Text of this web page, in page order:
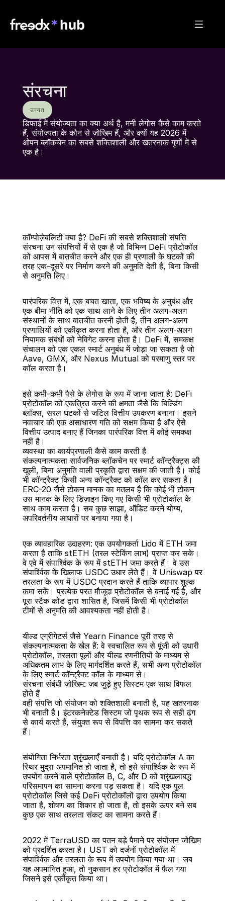
संरचना
उन्नत
डिफाई में संयोज्यता का क्या अर्थ है, मनी लेगोस कैसे काम करते
हैं, संयोज्यता के कौन से जोखिम हैं, और क्यों यह 2026 में
ओपन ब्लॉकचेन का सबसे शक्तिशाली और खतरनाक गुणों में से
एक है।
कॉम्पोज़ेबलिटी क्या है? DeFi की सबसे शक्तिशाली संपत्ति
संरचना उन संपत्तियों में से एक है जो विभिन्न DeFi प्रोटोकॉल
को आपस में बातचीत करने और एक ही प्रणाली के घटकों की
तरह एक-दूसरे पर निर्माण करने की अनुमति देती है, बिना किसी
से अनुमति लिए।
पारंपरिक वित्त में, एक बचत खाता, एक भविष्य के अनुबंध और
एक बीमा नीति को एक साथ लाने के लिए तीन अलग-अलग
संस्थानों के साथ बातचीत करनी होती है, तीन अलग-अलग
प्रणालियों को एकीकृत करना होता है, और तीन अलग-अलग
नियामक संबंधों को नेविगेट करना होता है। DeFi में, समकक्ष
संचालन को एक एकल स्मार्ट अनुबंध में जोड़ा जा सकता है जो
Aave, GMX, और Nexus Mutual को परमाणु स्तर पर
कॉल करता है।
इसे कभी-कभी पैसे के लेगोस के रूप में जाना जाता है: DeFi
प्रोटोकॉल को एकत्रित करने की क्षमता जैसे कि बिल्डिंग
ब्लॉक्स, सरल घटकों से जटिल वित्तीय उपकरण बनाना। इसने
नवाचार की एक असाधारण गति को सक्षम किया है और ऐसे
वित्तीय उत्पाद बनाए हैं जिनका पारंपरिक वित्त में कोई समकक्ष
नहीं है।
व्यवस्था का कार्यप्रणाली कैसे काम करती है
संकल्पनात्मकता सार्वजनिक ब्लॉकचेन पर स्मार्ट कॉन्ट्रैक्ट्स की
खुली, बिना अनुमति वाली प्रकृति द्वारा सक्षम की जाती है। कोई
भी कॉन्ट्रैक्ट किसी अन्य कॉन्ट्रैक्ट को कॉल कर सकता है।
ERC-20 जैसे टोकन मानक का मतलब है कि कोई भी टोकन
उस मानक के लिए डिज़ाइन किए गए किसी भी प्रोटोकॉल के
साथ काम करता है। सब कुछ साझा, ऑडिट करने योग्य,
अपरिवर्तनीय आधारों पर बनाया गया है।
एक व्यावहारिक उदाहरण: एक उपयोगकर्ता Lido में ETH जमा
करता है ताकि stETH (तरल स्टेकिंग लाभ) प्राप्त कर सके।
वे एवे में संपार्श्विक के रूप में stETH जमा करते हैं। वे उस
संपार्श्विक के खिलाफ USDC उधार लेते हैं। वे Uniswap पर
तरलता के रूप में USDC प्रदान करते हैं ताकि व्यापार शुल्क
कमा सकें। प्रत्येक परत मौजूदा प्रोटोकॉल से बनाई गई है, और
पूरा स्टैक कोड द्वारा शासित है, जिसमें किसी भी प्रोटोकॉल
टीमों से अनुमति की आवश्यकता नहीं होती है।
यील्ड एग्रीगेटर्स जैसे Yearn Finance पूरी तरह से
संकल्पनात्मकता के खेल हैं: वे स्वचालित रूप से पूंजी को उधारी
प्रोटोकॉल, तरलता पूलों और यील्ड रणनीतियों के माध्यम से
अधिकतम लाभ के लिए मार्गदर्शित करते हैं, सभी अन्य प्रोटोकॉल
के लिए स्मार्ट कॉन्ट्रैक्ट कॉल के माध्यम से।
संरचना संबंधी जोखिम: जब जुड़े हुए सिस्टम एक साथ विफल
होते हैं
वही संपत्ति जो संयोजन को शक्तिशाली बनाती है, यह खतरनाक
भी बनाती है। इंटरकनेक्टेड सिस्टम जो पृथक रूप से सही ढंग
से कार्य करते हैं, संयुक्त रूप से विपत्ति का सामना कर सकते
हैं।
संयोगिता निर्भरता श्रृंखलाएँ बनाती है। यदि प्रोटोकॉल A का
स्थिर मुद्रा अपमानित हो जाता है, तो इसे संपार्श्विक के रूप में
उपयोग करने वाले प्रोटोकॉल B, C, और D को श्रृंखलाबद्ध
परिसमापन का सामना करना पड़ सकता है। यदि एक पुल
प्रोटोकॉल जिसे कई DeFi प्रोटोकॉलों द्वारा उपयोग किया
जाता है, शोषण का शिकार हो जाता है, तो इसके ऊपर बने सब
कुछ एक साथ तरलता संकट का सामना करते हैं।
2022 में TerraUSD का पतन बड़े पैमाने पर संयोजन जोखिम
को प्रदर्शित करता है। UST को दर्जनों प्रोटोकॉल में
संपार्श्विक और तरलता के रूप में उपयोग किया गया था। जब
यह अपमानित हुआ, तो नुकसान हर प्रोटोकॉल में फैल गया
जिसने इसे एकीकृत किया था।